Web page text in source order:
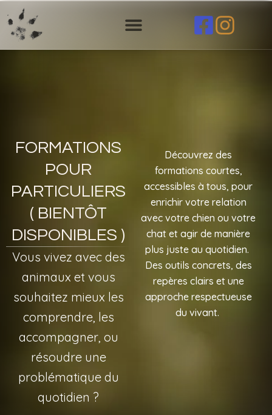
au
contenu
FORMATIONS
POUR
PARTICULIERS
( BIENTÔT
DISPONIBLES )
Vous vivez avec des
animaux et vous
souhaitez mieux les
comprendre, les
accompagner, ou
résoudre une
problématique du
quotidien ?
Découvrez des
formations courtes,
accessibles à tous, pour
enrichir votre relation
avec votre chien ou votre
chat et agir de manière
plus juste au quotidien.
Des outils concrets, des
repères clairs et une
approche respectueuse
du vivant.